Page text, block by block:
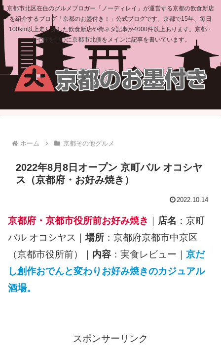
京都市北区在住のグルメブロガー「ノーディレイ」が運営する京都の飲食新店
を紹介するブログ「京都のお墨付き！」公式ブログです。京都で15年、毎日
100km以上走り探した飲食新店や街ネタ記事が4000件以上あります。京都・
上七軒を中心に京都市北側をメインに記事を書いています。
ホーム 京都その他グルメ
2022年8月8日オープン 京町バル オコシヤ
ス（京都府・お好み焼き）
2022.10.14
京都府・京都市役所前お好み焼き 店名 ：京町
バル オコシヤス｜場所 ：京都府京都市中京区
（京都市役所前）｜ 内容 ：実食レビュー｜ 京だ
し創作おでんと変わりお好み焼きのカジュアル
酒場。
スポンサーリンク